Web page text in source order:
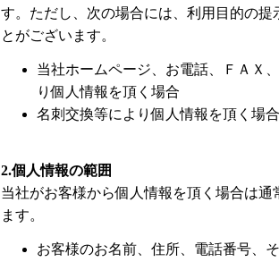
す。ただし、次の場合には、利用目的の
とがございます。
当社ホームページ、お電話、ＦＡＸ
り個人情報を頂く場合
名刺交換等により個人情報を頂く場合
2.個人情報の範囲
当社がお客様から個人情報を頂く場合は
ます。
お客様のお名前、住所、電話番号、